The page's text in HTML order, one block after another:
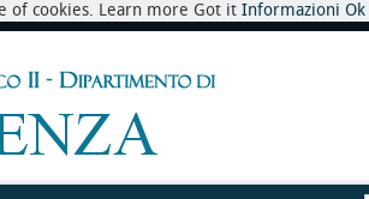
of cookies. Learn more Got it Informazioni Ok